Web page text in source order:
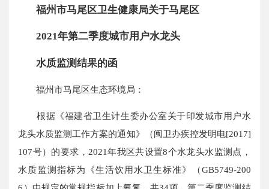
福州市马尾区卫生健康局关于马尾区
2021年第二季度城市用户水龙头
水质监测结果的函
福州市马尾区生态环境局：
根据《福建省卫生计生委办公室关于印发城市用户水
龙头水质监测工作方案的通知》（闽卫办疾控发明电[2017]
107号）的要求，2021年我区共设置8个水龙头水监测点，
水质监测指标为《生活饮用水卫生标准》（GB5749-200